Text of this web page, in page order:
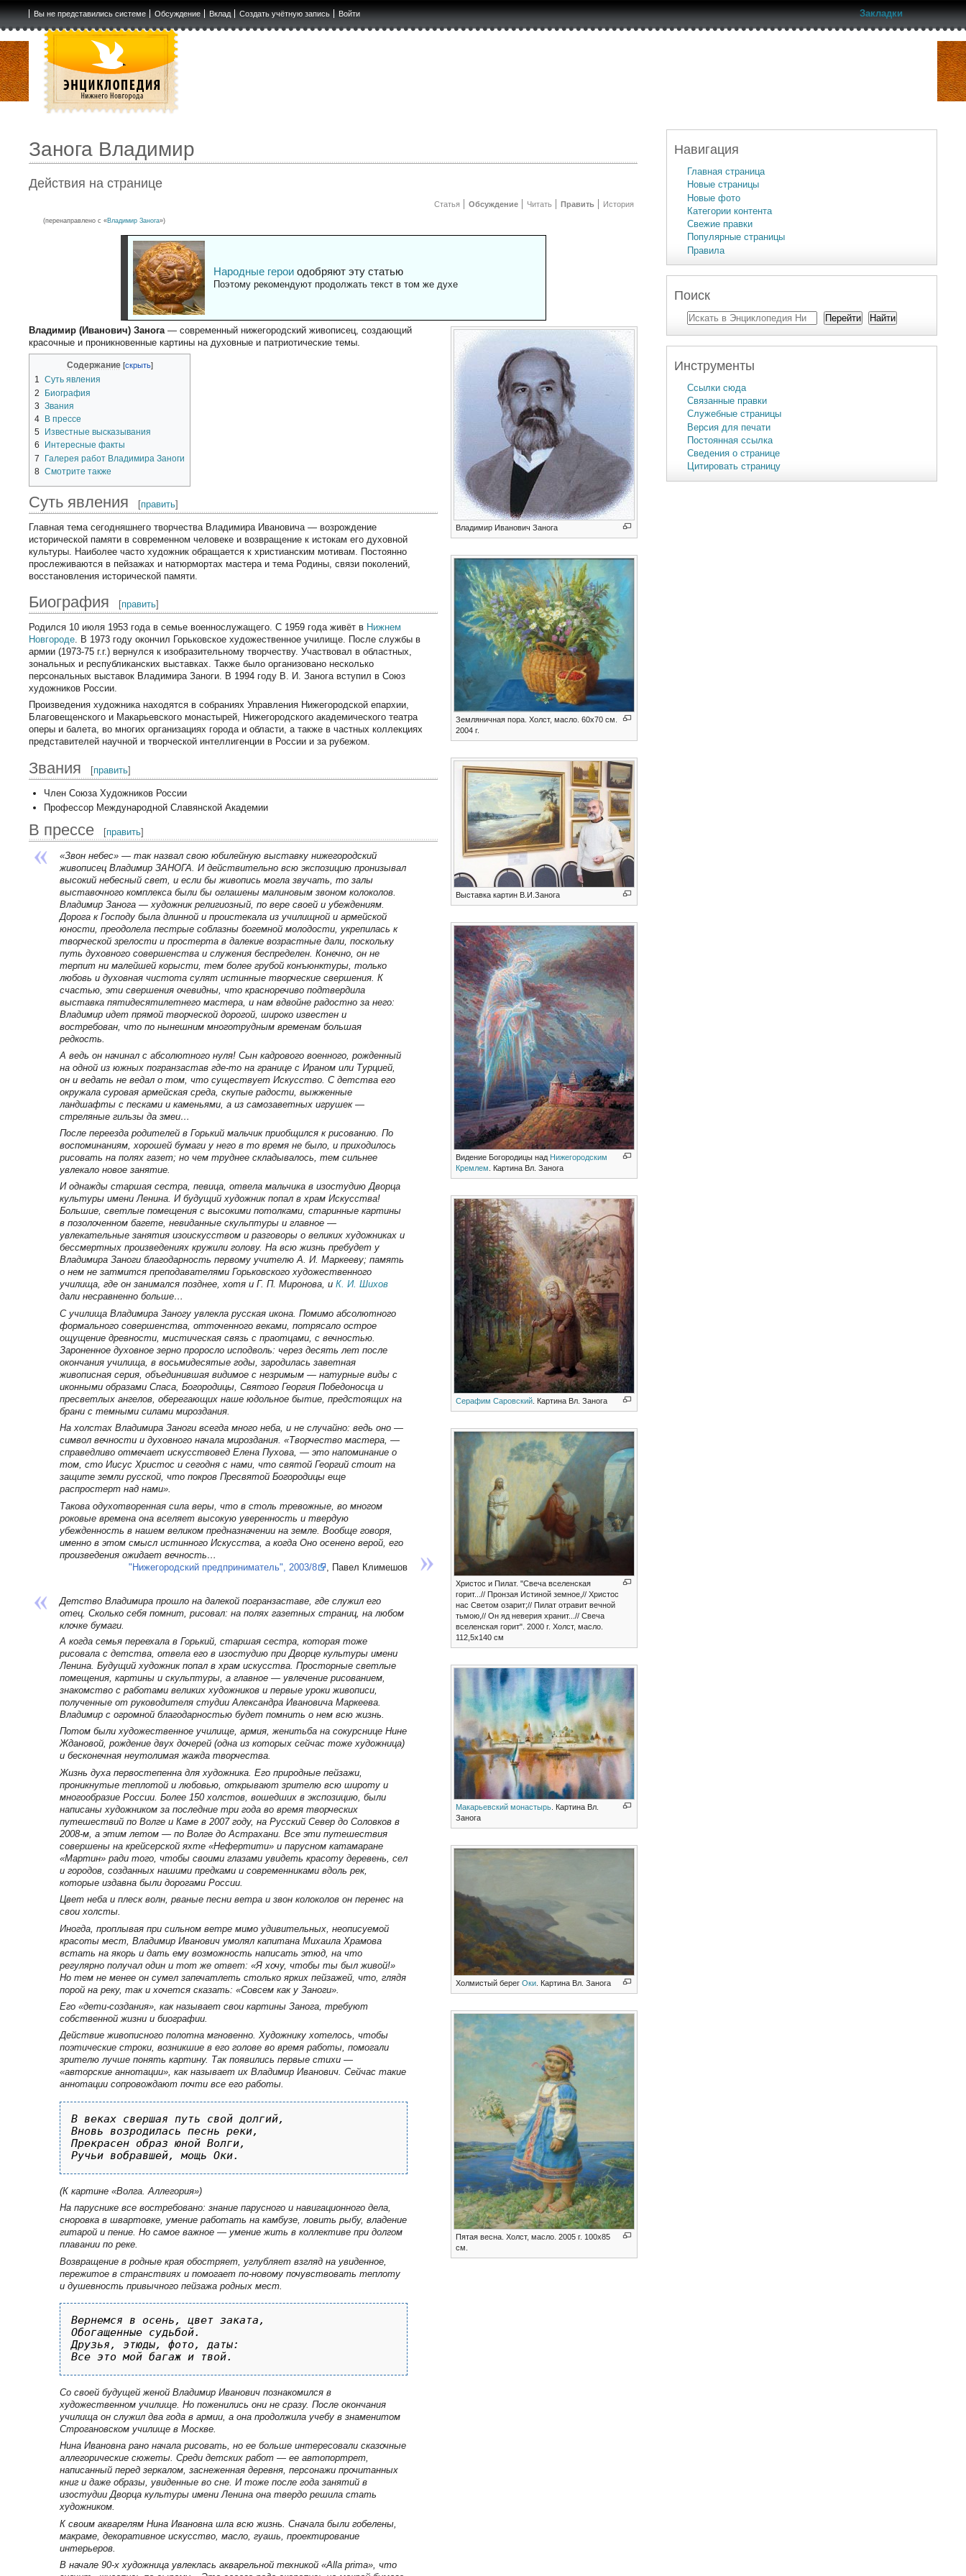
Вы не представились системе Обсуждение Вклад Создать учётную запись Войти Закладки
Занога Владимир
Действия на странице
Статья Обсуждение Читать Править История
(перенаправлено с «Владимир Занога»)
Народные героиодобряют эту статью
Поэтому рекомендуют продолжать текст в том же духе
Владимир Иванович Занога
Земляничная пора. Холст, масло. 60х70 см.
2004 г.
Выставка картин В.И.Занога
Видение Богородицы над Нижегородским
Кремлем . Картина Вл. Занога
Серафим Саровский . Картина Вл. Занога
Христос и Пилат. "Свеча вселенская
горит...// Пронзая Истиной земное,// Христос
нас Светом озарит;// Пилат отравит вечной
тьмою,// Он яд неверия хранит...// Свеча
вселенская горит". 2000 г. Холст, масло.
112,5х140 см
Макарьевский монастырь . Картина Вл.
Занога
Холмистый берегОки . Картина Вл. Занога
Пятая весна. Холст, масло. 2005 г. 100х85
см.
Владимир (Иванович) Занога— современный нижегородский живописец, создающий
красочные и проникновенные картины на духовные и патриотические темы.
Содержание
1 Суть явления
2
Биография
3 Звания
4
В прессе
5
Известные высказывания
6
Интересные факты
7
Галерея работ Владимира Заноги
8 Смотрите также
Суть явления [править]
Главная тема сегодняшнего творчества Владимира Ивановича — возрождение
исторической памяти в современном человеке и возвращение к истокам его духовной
культуры. Наиболее часто художник обращается к христианским мотивам. Постоянно
прослеживаются в пейзажах и натюрмортах мастера и тема Родины, связи поколений,
восстановления исторической памяти.
Биография [править]
Родился 10 июля 1953 года в семье военнослужащего. С 1959 года живёт в Нижнем
Новгороде . В 1973 году окончил Горьковское художественное училище. После службы в
армии (1973-75 г.г.) вернулся к изобразительному творчеству. Участвовал в областных,
зональных и республиканских выставках. Также было организовано несколько
персональных выставок Владимира Заноги. В 1994 году В. И. Занога вступил в Союз
художников России.
Произведения художника находятся в собраниях Управления Нижегородской епархии,
Благовещенского и Макарьевского монастырей, Нижегородского академического театра
оперы и балета, во многих организациях города и области, а также в частных коллекциях
представителей научной и творческой интеллигенции в России и за рубежом.
Звания [править]
Член Союза Художников России
Профессор Международной Славянской Академии
В прессе [править]
«Звон небес» — так назвал свою юбилейную выставку нижегородский
живописец Владимир ЗАНОГА. И действительно всю экспозицию пронизывал
высокий небесный свет, и если бы живопись могла звучать, то залы
выставочного комплекса были бы оглашены малиновым звоном колоколов.
Владимир Занога — художник религиозный, по вере своей и убеждениям.
Дорога к Господу была длинной и проистекала из училищной и армейской
юности, преодолела пестрые соблазны богемной молодости, укрепилась к
творческой зрелости и простерта в далекие возрастные дали, поскольку
путь духовного совершенства и служения беспределен. Конечно, он не
терпит ни малейшей корысти, тем более грубой конъюнктуры, только
любовь и духовная чистота сулят истинные творческие свершения. К
счастью, эти свершения очевидны, что красноречиво подтвердила
выставка пятидесятилетнего мастера, и нам вдвойне радостно за него:
Владимир идет прямой творческой дорогой, широко известен и
востребован, что по нынешним многотрудным временам большая
редкость.
А ведь он начинал с абсолютного нуля! Сын кадрового военного, рожденный
на одной из южных погранзастав где-то на границе с Ираном или Турцией,
он и ведать не ведал о том, что существует Искусство. С детства его
окружала суровая армейская среда, скупые радости, выжженные
ландшафты с песками и каменьями, а из самозаветных игрушек —
стреляные гильзы да змеи…
После переезда родителей в Горький мальчик приобщился к рисованию. По
воспоминаниям, хорошей бумаги у него в то время не было, и приходилось
рисовать на полях газет; но чем труднее складывалось, тем сильнее
увлекало новое занятие.
И однажды старшая сестра, певица, отвела мальчика в изостудию Дворца
культуры имени Ленина. И будущий художник попал в храм Искусства!
Большие, светлые помещения с высокими потолками, старинные картины
в позолоченном багете, невиданные скульптуры и главное —
увлекательные занятия изоискусством и разговоры о великих художниках и
бессмертных произведениях кружили голову. На всю жизнь пребудет у
Владимира Заноги благодарность первому учителю А. И. Маркееву; память
о нем не затмится преподавателями Горьковского художественного
училища, где он занимался позднее, хотя и Г. П. Миронова, и К. И. Шихов
дали несравненно больше…
С училища Владимира Заногу увлекла русская икона. Помимо абсолютного
формального совершенства, отточенного веками, потрясало острое
ощущение древности, мистическая связь с праотцами, с вечностью.
Зароненное духовное зерно проросло исподволь: через десять лет после
окончания училища, в восьмидесятые годы, зародилась заветная
живописная серия, объединившая видимое с незримым — натурные виды с
иконными образами Спаса, Богородицы, Святого Георгия Победоносца и
пресветлых ангелов, оберегающих наше юдольное бытие, предстоящих на
брани с темными силами мироздания.
На холстах Владимира Заноги всегда много неба, и не случайно: ведь оно —
символ вечности и духовного начала мироздания. «Творчество мастера, —
справедливо отмечает искусствовед Елена Пухова, — это напоминание о
том, сто Иисус Христос и сегодня с нами, что святой Георгий стоит на
защите земли русской, что покров Пресвятой Богородицы еще
распростерт над нами».
Такова одухотворенная сила веры, что в столь тревожные, во многом
роковые времена она вселяет высокую уверенность и твердую
убежденность в нашем великом предназначении на земле. Вообще говоря,
именно в этом смысл истинного Искусства, а когда Оно осенено верой, его
произведения ожидает вечность…
"Нижегородский предприниматель", 2003/8
, Павел Климешов
Детство Владимира прошло на далекой погранзаставе, где служил его
отец. Сколько себя помнит, рисовал: на полях газетных страниц, на любом
клочке бумаги.
А когда семья переехала в Горький, старшая сестра, которая тоже
рисовала с детства, отвела его в изостудию при Дворце культуры имени
Ленина. Будущий художник попал в храм искусства. Просторные светлые
помещения, картины и скульптуры, а главное — увлечение рисованием,
знакомство с работами великих художников и первые уроки живописи,
полученные от руководителя студии Александра Ивановича Маркеева.
Владимир с огромной благодарностью будет помнить о нем всю жизнь.
Потом были художественное училище, армия, женитьба на сокурснице Нине
Ждановой, рождение двух дочерей (одна из которых сейчас тоже художница)
и бесконечная неутолимая жажда творчества.
Жизнь духа первостепенна для художника. Его природные пейзажи,
проникнутые теплотой и любовью, открывают зрителю всю широту и
многообразие России. Более 150 холстов, вошедших в экспозицию, были
написаны художником за последние три года во время творческих
путешествий по Волге и Каме в 2007 году, на Русский Север до Соловков в
2008-м, а этим летом — по Волге до Астрахани. Все эти путешествия
совершены на крейсерской яхте «Нефертити» и парусном катамаране
«Мартин» ради того, чтобы своими глазами увидеть красоту деревень, сел
и городов, созданных нашими предками и современниками вдоль рек,
которые издавна были дорогами России.
Цвет неба и плеск волн, рваные песни ветра и звон колоколов он перенес на
свои холсты.
Иногда, проплывая при сильном ветре мимо удивительных, неописуемой
красоты мест, Владимир Иванович умолял капитана Михаила Храмова
встать на якорь и дать ему возможность написать этюд, на что
регулярно получал один и тот же ответ: «Я хочу, чтобы ты был живой!»
Но тем не менее он сумел запечатлеть столько ярких пейзажей, что, глядя
порой на реку, так и хочется сказать: «Совсем как у Заноги».
Его «дети-создания», как называет свои картины Занога, требуют
собственной жизни и биографии.
Действие живописного полотна мгновенно. Художнику хотелось, чтобы
поэтические строки, возникшие в его голове во время работы, помогали
зрителю лучше понять картину. Так появились первые стихи —
«авторские аннотации», как называет их Владимир Иванович. Сейчас такие
аннотации сопровождают почти все его работы.
В веках свершая путь свой долгий,
Вновь возродилась песнь реки,
Прекрасен образ юной Волги,
(К картине «Волга. Аллегория»)
На паруснике все востребовано: знание парусного и навигационного дела,
сноровка в швартовке, умение работать на камбузе, ловить рыбу, владение
гитарой и пение. Но самое важное — умение жить в коллективе при долгом
плавании по реке.
Возвращение в родные края обостряет, углубляет взгляд на увиденное,
пережитое в странствиях и помогает по-новому почувствовать теплоту
и душевность привычного пейзажа родных мест.
Вернемся в осень, цвет заката,
Обогащенные судьбой.
Друзья, этюды, фото, даты:
Со своей будущей женой Владимир Иванович познакомился в
художественном училище. Но поженились они не сразу. После окончания
училища он служил два года в армии, а она продолжила учебу в знаменитом
Строгановском училище в Москве.
Нина Ивановна рано начала рисовать, но ее больше интересовали сказочные
аллегорические сюжеты. Среди детских работ — ее автопортрет,
написанный перед зеркалом, заснеженная деревня, персонажи прочитанных
книг и даже образы, увиденные во сне. И тоже после года занятий в
изостудии Дворца культуры имени Ленина она твердо решила стать
художником.
К своим акварелям Нина Ивановна шла всю жизнь. Сначала были гобелены,
макраме, декоративное искусство, масло, гуашь, проектирование
интерьеров.
В начале 90-х художница увлеклась акварельной техникой «Alla prima», что
Навигация
Главная страница
Новые страницы
Новые фото
Категории контента
Свежие правки
Популярные страницы
Правила
Поиск
Инструменты
Ссылки сюда
Связанные правки
Служебные страницы
Версия для печати
Постоянная ссылка
Сведения о странице
Цитировать страницу